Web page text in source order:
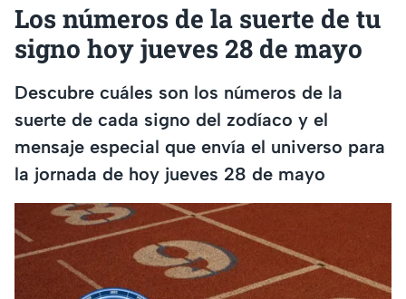
Los números de la suerte de tu
signo hoy jueves 28 de mayo
Descubre cuáles son los números de la
suerte de cada signo del zodíaco y el
mensaje especial que envía el universo para
la jornada de hoy jueves 28 de mayo